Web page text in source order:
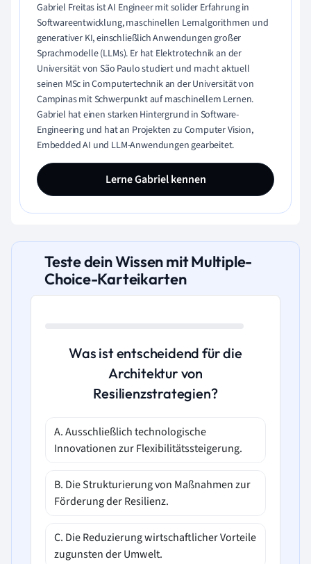
Gabriel Freitas ist AI Engineer mit solider Erfahrung in
Softwareentwicklung, maschinellen Lernalgorithmen und
generativer KI, einschließlich Anwendungen großer
Sprachmodelle (LLMs). Er hat Elektrotechnik an der
Universität von São Paulo studiert und macht aktuell
seinen MSc in Computertechnik an der Universität von
Campinas mit Schwerpunkt auf maschinellem Lernen.
Gabriel hat einen starken Hintergrund in Software-
Engineering und hat an Projekten zu Computer Vision,
Embedded AI und LLM-Anwendungen gearbeitet.
Lerne Gabriel kennen
Teste dein Wissen mit Multiple-
Choice-Karteikarten
Was ist entscheidend für die
Architektur von
Resilienzstrategien?
A. Ausschließlich technologische
Innovationen zur Flexibilitätssteigerung.
B. Die Strukturierung von Maßnahmen zur
Förderung der Resilienz.
C. Die Reduzierung wirtschaftlicher Vorteile
zugunsten der Umwelt.